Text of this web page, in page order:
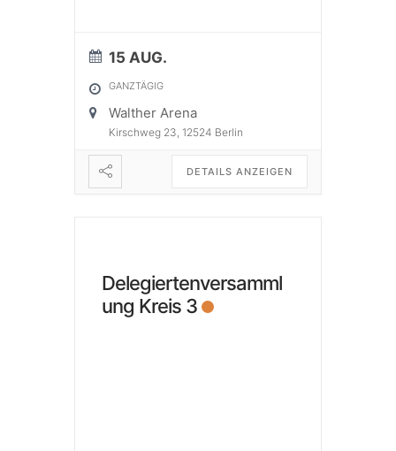
15 AUG.
GANZTÄGIG
Walther Arena
Kirschweg 23, 12524 Berlin
DETAILS ANZEIGEN
Delegiertenversamml
ung Kreis 3